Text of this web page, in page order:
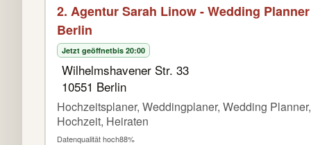
2. Agentur Sarah Linow - Wedding Planner
Berlin
Jetzt geöffnetbis 20:00
Wilhelmshavener Str. 33
10551 Berlin
Hochzeitsplaner, Weddingplaner, Wedding Planner,
Hochzeit, Heiraten
Datenqualität hoch88%